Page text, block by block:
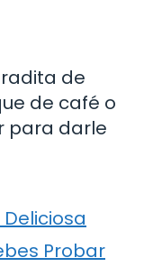
de
de café o
para darle
Probar